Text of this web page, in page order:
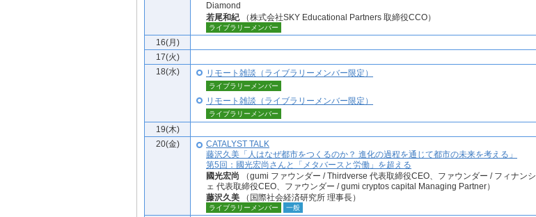
Diamond
若尾和紀（株式会社SKY Educational Partners 取締役CCO）
ライブラリーメンバー
16(月)
17(火)
18(水)
リモート雑談（ライブラリーメンバー限定）
ライブラリーメンバー
リモート雑談（ライブラリーメンバー限定）
ライブラリーメンバー
19(木)
20(金)
CATALYST TALK
藤沢久美「人はなぜ都市をつくるのか？ 進化の過程を通じて都市の未来を考える」
第5回：國光宏尚さんと「メタバースと労働」を超える
國光宏尚
（gumi ファウンダー / Thirdverse 代表取締役CEO、ファウンダー / フィナンシ
ェ 代表取締役CEO、ファウンダー / gumi cryptos capital Managing Partner）
藤沢久美 （国際社会経済研究所 理事長）
ライブラリーメンバー 一般